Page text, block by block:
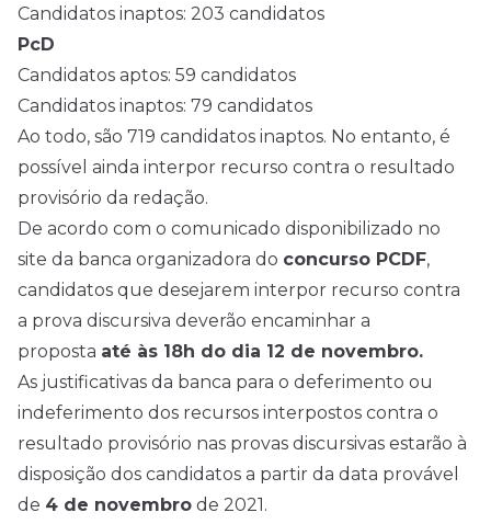
Candidatos inaptos: 203 candidatos
PcD
Candidatos aptos: 59 candidatos
Candidatos inaptos: 79 candidatos
Ao todo, são 719 candidatos inaptos. No entanto, é
possível ainda interpor recurso contra o resultado
provisório da redação.
De acordo com o comunicado disponibilizado no
site da banca organizadora do concurso PCDF,
candidatos que desejarem interpor recurso contra
a prova discursiva deverão encaminhar a
proposta até às 18h do dia 12 de novembro.
As justificativas da banca para o deferimento ou
indeferimento dos recursos interpostos contra o
resultado provisório nas provas discursivas estarão à
disposição dos candidatos a partir da data provável
de 4 de novembro de 2021.